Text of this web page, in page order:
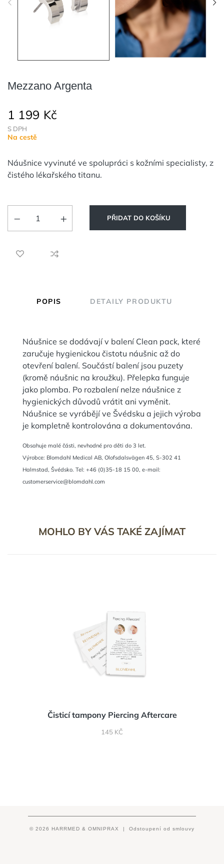
Mezzano Argenta
1 199 Kč
S DPH
Na cestě
Náušnice vyvinuté ve spolupráci s kožními specialisty, z
čistého lékařského titanu.
PŘIDAT DO KOŠÍKU
POPIS DETAILY PRODUKTU
Náušnice se dodávají v balení Clean pack, které
zaručuje hygienickou čistotu náušnic až do
otevření balení. Součástí balení jsou puzety
(kromě náušnic na kroužku). Přelepka funguje
jako plomba. Po rozbalení nelze náušnice z
hygienických důvodů vrátit ani vyměnit.
Náušnice se vyrábějí ve Švédsku a jejich výroba
je kompletně kontrolována a dokumentována.
Obsahuje malé části, nevhodné pro děti do 3 let.
Výrobce: Blomdahl Medical AB, Olofsdalsvägen 45, S-302 41
Halmstad, Švédsko. Tel: +46 (0)35-18 15 00, e-mail:
customerservice@blomdahl.com
MOHLO BY VÁS TAKÉ ZAJÍMAT
Čisticí tampony Piercing Aftercare
CENA
145 KČ
© 2026 HARRMED & OMNIPRAX | Odstoupení od smlouvy